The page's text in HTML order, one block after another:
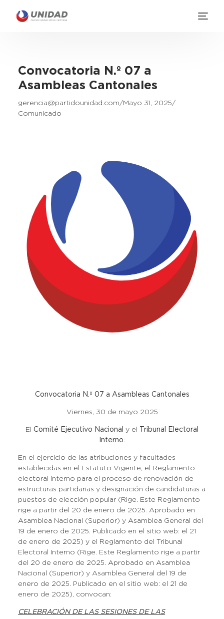
Convocatoria N.º 07 a
Asambleas Cantonales
gerencia@partidounidad.com
Mayo 31, 2025
Comunicado
Convocatoria N.º 07 a Asambleas Cantonales
Viernes, 30 de mayo 2025
El Comité Ejecutivo Nacional y el
Tribunal Electoral
Interno:
En el ejercicio de las atribuciones y facultades
establecidas en el Estatuto Vigente, el Reglamento
electoral interno para el proceso de renovación de
estructuras partidarias y designación de candidaturas a
puestos de elección popular (Rige. Este Reglamento
rige a partir del 20 de enero de 2025. Aprobado en
Asamblea Nacional (Superior) y Asamblea General del
19 de enero de 2025. Publicado en el sitio web: el 21
de enero de 2025) y el Reglamento del Tribunal
Electoral Interno (Rige. Este Reglamento rige a partir
del 20 de enero de 2025. Aprobado en Asamblea
Nacional (Superior) y Asamblea General del 19 de
enero de 2025. Publicado en el sitio web: el 21 de
enero de 2025), convocan:
CELEBRACIÓN DE LAS SESIONES DE LAS